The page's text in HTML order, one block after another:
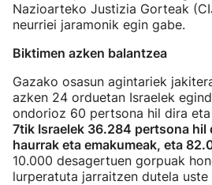
Nazioarteko Justizia Gorteak
neurriei jaramonik egin gabe.
Biktimen azken balantzea
Gazako osasun agintariek
azken 24 orduetan Israelek
ondorioz 60 pertsona hil dira
7tik Israelek 36.284 pertsona hil
haurrak eta emakumeak, eta
10.000 desagertuen gorpuak
lurperatuta jarraitzen dutela uste